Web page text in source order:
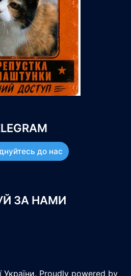
до нас
ЗА НАМИ
України. Proudly powered by